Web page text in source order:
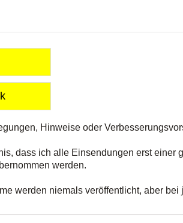
Hinweise oder
dass ich alle Einsendungen erst
werden.
werden niemals veröffentlicht, aber